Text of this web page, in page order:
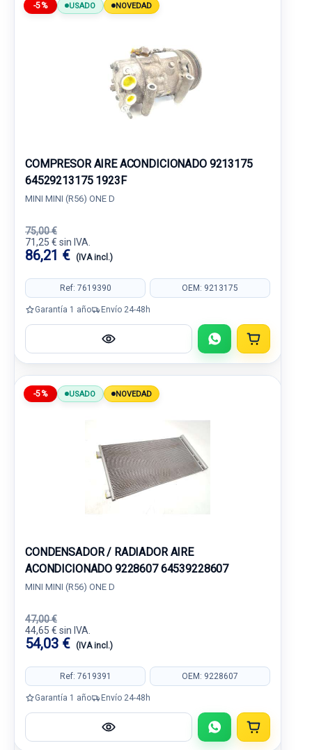
-5% USADO NOVEDAD
COMPRESOR AIRE ACONDICIONADO 9213175
64529213175 1923F
MINI MINI (R56) ONE D
75,00 €
71,25 € sin IVA.
86,21 € (IVA incl.)
Ref: 7619390 OEM: 9213175
Garantía 1 año Envío 24-48h
-5% USADO NOVEDAD
CONDENSADOR / RADIADOR AIRE
ACONDICIONADO 9228607 64539228607
MINI MINI (R56) ONE D
47,00 €
44,65 € sin IVA.
54,03 € (IVA incl.)
Ref: 7619391 OEM: 9228607
Garantía 1 año Envío 24-48h